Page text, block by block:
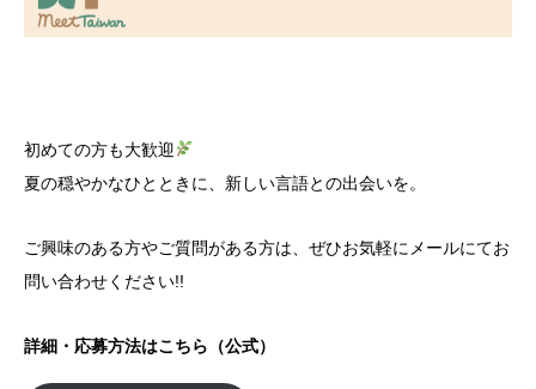
初めての方も大歓迎
夏の穏やかなひとときに、新しい言語との出会いを。
ご興味のある方やご質問がある方は、ぜひお気軽にメールにてお
問い合わせください!!
詳細・応募方法はこちら（公式）